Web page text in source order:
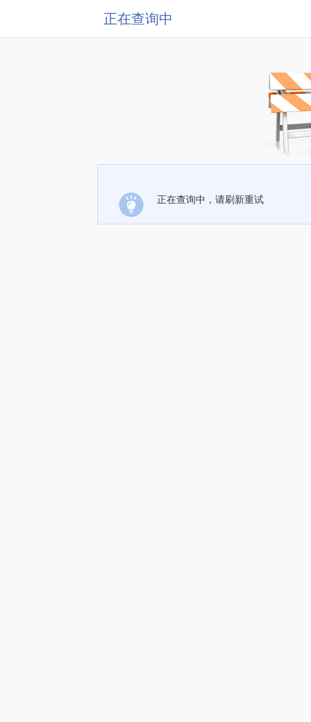
正在查询中
正在查询中，请刷新重试